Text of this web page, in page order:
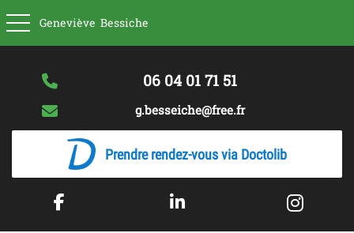
Geneviève Bessiche
Basculer la navigation
06 04 01 71 51
g.besseiche@free.fr
Prendre rendez-vous via Doctolib